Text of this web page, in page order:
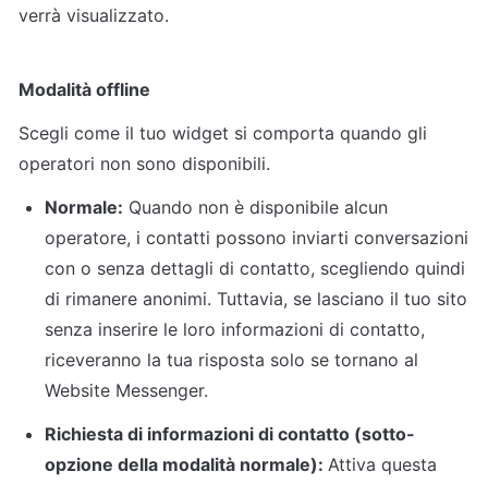
verrà visualizzato.
Modalità offline
Scegli come il tuo widget si comporta quando gli
operatori non sono disponibili.
Normale: Quando non è disponibile alcun
operatore, i contatti possono inviarti conversazioni
con o senza dettagli di contatto, scegliendo quindi
di rimanere anonimi. Tuttavia, se lasciano il tuo sito
senza inserire le loro informazioni di contatto,
riceveranno la tua risposta solo se tornano al
Website Messenger.
Richiesta di informazioni di contatto (sotto-
opzione della modalità normale): Attiva questa